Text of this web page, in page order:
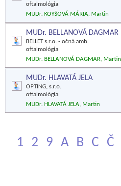
oftalmológia
MUDr. KOYŠOVÁ MÁRIA, Martin
MUDr. BELLANOVÁ DAGMAR
BELLET s.r.o. - očná amb.
oftalmológia
MUDr. BELLANOVÁ DAGMAR, Martin
MUDr. HLAVATÁ JELA
OPTING, s.r.o.
oftalmológia
MUDr. HLAVATÁ JELA, Martin
1 2 9 A B C Č